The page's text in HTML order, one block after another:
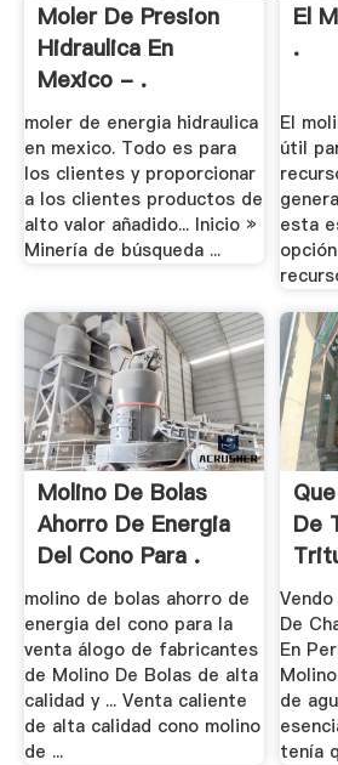
Moler De Presion
Hidraulica En
Mexico - .
moler de energia hidraulica
en mexico. Todo es para
los clientes y proporcionar
a los clientes productos de
alto valor añadido... Inicio »
Minería de búsqueda ...
El
.
El
útil
esta
Molino De Bolas
Ahorro De Energia
Del Cono Para .
molino de bolas ahorro de
energia del cono para la
venta álogo de fabricantes
de Molino De Bolas de alta
calidad y ... Venta caliente
de alta calidad cono molino
de ...
De
De
En
de
tenía